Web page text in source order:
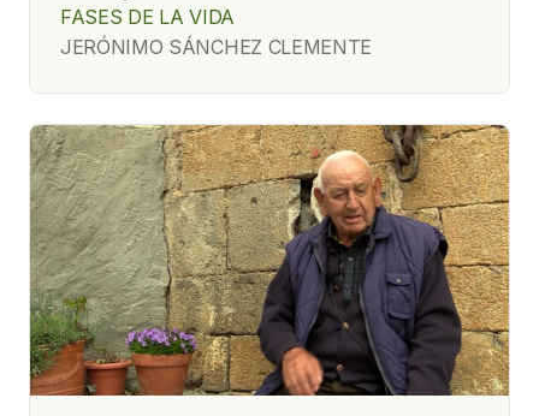
FASES DE LA VIDA
JERÓNIMO SÁNCHEZ CLEMENTE